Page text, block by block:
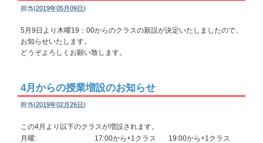
担当(2019年05月09日)
5月9日より木曜19：00からのクラスの新設が決定いたしましたので、
お知らせいたします。
どうぞよろしくお願い致します。
4月からの授業増設のお知らせ
担当(2019年02月26日)
この4月より以下のクラスが増設されます。
月曜:
17:00から+1クラス
19:00から+1クラス